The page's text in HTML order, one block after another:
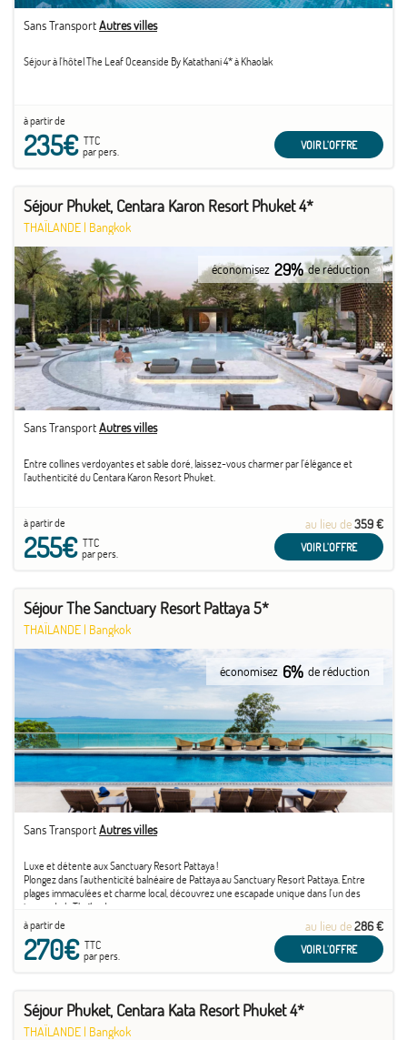
Sans TransportAutres villes
Séjour à l'hôtel The Leaf Oceanside By Katathani 4* à Khaolak
à partir de
235€TTC
par pers.
VOIR L'OFFRE
Séjour Phuket, Centara Karon Resort Phuket 4*
THAÏLANDE | Bangkok
économisez 29% de réduction
Sans TransportAutres villes
Entre collines verdoyantes et sable doré, laissez-vous charmer par l’élégance et
l’authenticité du Centara Karon Resort Phuket.
à partir de
255€TTC
par pers.
au lieu de359 €
VOIR L'OFFRE
Séjour The Sanctuary Resort Pattaya 5*
THAÏLANDE | Bangkok
économisez 6% de réduction
Sans TransportAutres villes
Luxe et détente aux Sanctuary Resort Pattaya !
Plongez dans l'authenticité balnéaire de Pattaya au Sanctuary Resort Pattaya. Entre
plages immaculées et charme local, découvrez une escapade unique dans l'un des
joyaux de la Thaïlande.
à partir de
270€TTC
par pers.
au lieu de286 €
VOIR L'OFFRE
Séjour Phuket, Centara Kata Resort Phuket 4*
THAÏLANDE | Bangkok